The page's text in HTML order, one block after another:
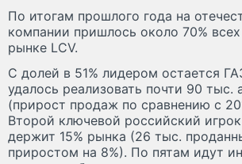
По итогам прошлого года на
компании пришлось около 70%
рынке LCV.
С долей в 51% лидером остается
удалось реализовать почти 90 тыс.
(прирост продаж по сравнению с
Второй ключевой российский
держит 15% рынка (26 тыс.
приростом на 8%). По пятам идут